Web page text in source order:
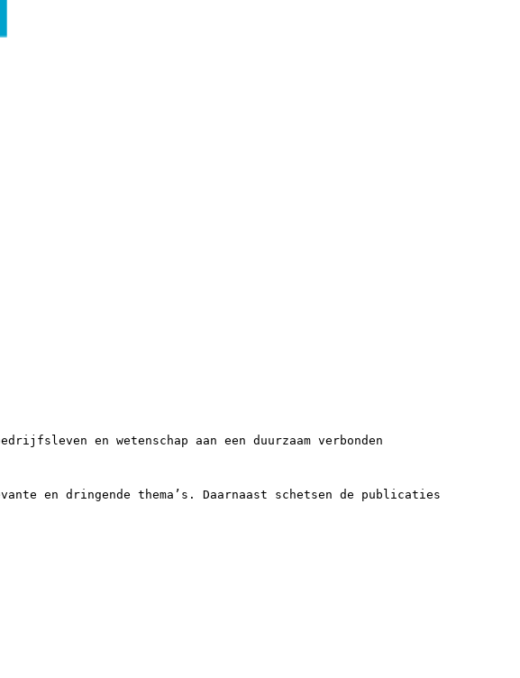
en wetenschap aan een duurzaam verbonden
en dringende thema’s. Daarnaast schetsen de publicaties